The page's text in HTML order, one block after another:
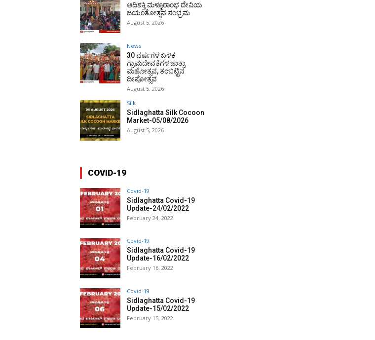
ಆದಿಶಕ್ತಿ ಮಳ್ಳೂರಾಂಭ ದೇವಿಯ
ಜಯಂತೋತ್ಸವ ಸಂಭ್ರಮ
August 5, 2026
News
30 ವರ್ಷಗಳ ಬಳಿಕ
ಗ್ರಾಮದೇವತೆಗಳ ಜಾತ್ರಾ
ಮಹೋತ್ಸವ, ತಂಬಿಟ್ಟಿನ
ದೀಪೋತ್ಸವ
August 5, 2026
Silk
Sidlaghatta Silk Cocoon
Market-05/08/2026
August 5, 2026
COVID-19
Covid-19
Sidlaghatta Covid-19
Update-24/02/2022
February 24, 2022
Covid-19
Sidlaghatta Covid-19
Update-16/02/2022
February 16, 2022
Covid-19
Sidlaghatta Covid-19
Update-15/02/2022
February 15, 2022